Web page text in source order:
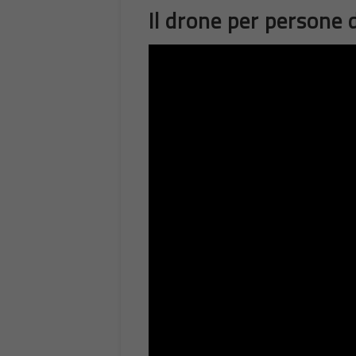
Il drone per persone